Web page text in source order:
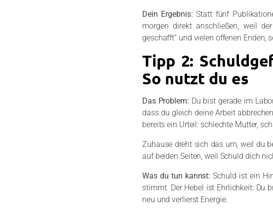
Dein Ergebnis: Statt fünf
morgen direkt anschließen, weil
geschafft“ und vielen offenen Enden,
Tipp 2:
So nutzt du es
Das Problem: Du bist gerade im
dass du gleich deine Arbeit
bereits ein Urteil: schlechte Mutter,
Zuhause dreht sich das um, weil du
auf beiden Seiten, weil Schuld dich
Was du tun kannst:Schuld ist ein
stimmt. Der Hebel ist Ehrlichkeit: Du
neu und verlierst Energie.